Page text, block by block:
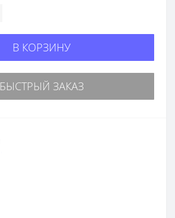
В КОРЗИНУ
БЫСТРЫЙ ЗАКАЗ